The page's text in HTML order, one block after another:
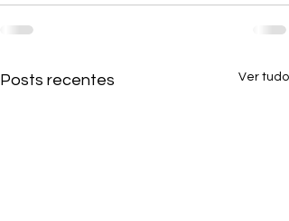
Posts recentes Ver tudo